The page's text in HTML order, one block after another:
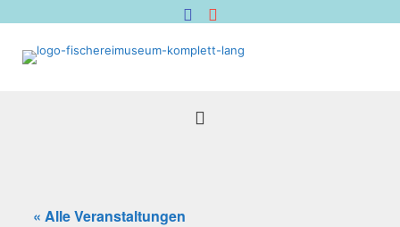
« Alle Veranstaltungen